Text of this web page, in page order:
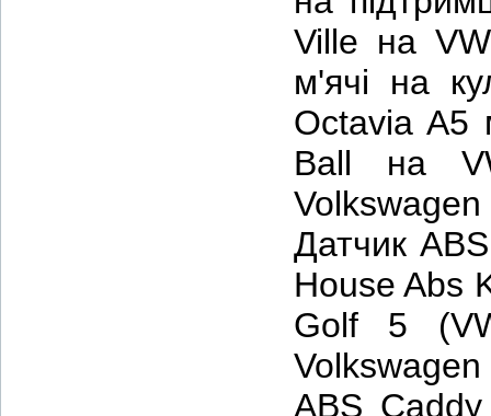
Ville на
м'ячі на
Octavia
Ball на
Датчик
House Abs
Golf 5
ABS